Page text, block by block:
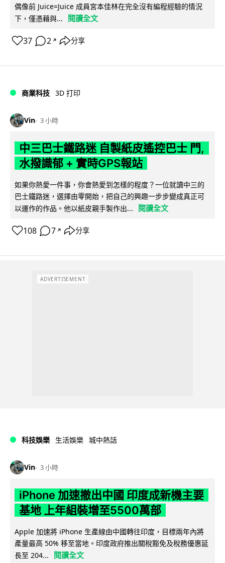
偶像前 Juice=Juice 成員宮本佳林在完全沒有編程經驗的情況
下，僅憑藉與...
閱讀全文
37 2 ↗ 分享
商業科技 3D 打印
Vin 3 小時
中三巴士鐵路迷 自製紙皮遙控巴士 門,
水撥識郁 + 實時GPS報站
如果你熱愛一件事，你會熱愛到怎樣的程度？一位就讀中三的
巴士鐵路迷，選擇由零開始，把自己的興趣一步步變成真正可
以運作的作品。他以紙皮親手製作出...
閱讀全文
108 7 ↗ 分享
ADVERTISEMENT
科技娛樂 生活娛樂 城中熱話
Vin 3 小時
iPhone 加速撤出中國 印度成新機主要
基地 上年組裝增至5500萬部
Apple 加速將 iPhone 生產線由中國轉往印度，目標兩年內將
產量最高 50% 移至當地。印度政府推出關稅豁免及稅務優惠延
長至 204...
閱讀全文